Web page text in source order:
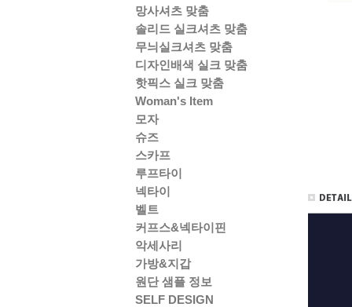
망사셔츠 맞춤
솔리드 실크셔츠 맞춤
무늬실크셔츠 맞춤
디자인배색 실크 맞춤
핫픽스 실크 맞춤
Woman's Item
모자
슈즈
스카프
루프타이
넥타이
벨트
커프스&넥타이핀
악세사리
가방&지갑
원단 샘플 정보
SELF DESIGN